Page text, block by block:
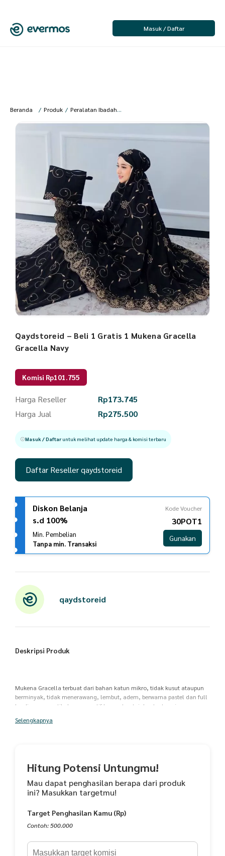
Masuk / Daftar
Beranda / Produk / Peralatan Ibadah /
Qaydstoreid – Beli 1 Gratis 1 Mukena Gracella
Gracella Navy
Komisi Rp101.755
Harga Reseller Rp173.745
Harga Jual
Rp275.500
Masuk / Daftaruntuk melihat update harga & komisi terbaru
Daftar Reseller qaydstoreid
Diskon Belanja
s.d 100%
Min. Pembelian
Tanpa min. Transaksi
Kode Voucher
30POT1
Gunakan
qaydstoreid
Deskripsi Produk
Mukena Gracella terbuat dari bahan katun mikro, tidak kusut ataupun
berminyak, tidak menerawang, lembut, adem, berwarna pastel dan full
bordir yang cantik dengan motif bunga teratai dan tentu saja nyaman
Sebelum dikirim produk dicek kualitasnya, jika ada kesalahan silahkan
Bahan : Katun Mikro
Ukuran: All Size
Panjang Depan -+ 120cm
Panjang Belakang -+ 130cm
Panjang +- 115cm
Lingkar Rok +- 140 cm
Selengkapnya
Hitung Potensi Untungmu!
Mau dapat penghasilan berapa dari produk
ini? Masukkan targetmu!
Target Penghasilan Kamu (Rp)
Contoh: 500.000